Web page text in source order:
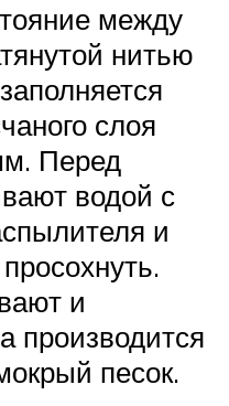
между
нитью
слоя
Перед
водой с
и
и
производится
песок.